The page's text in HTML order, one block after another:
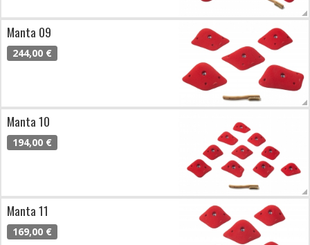
Manta 09
244,00 €
Manta 10
194,00 €
Manta 11
169,00 €